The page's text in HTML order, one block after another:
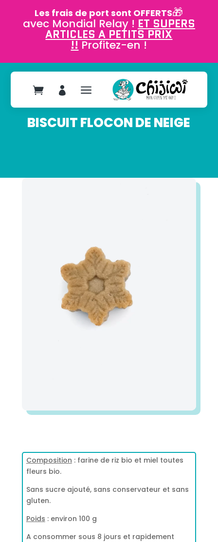
Les frais de port sont OFFERTS🎁
avec Mondial Relay ! ET SUPERS
ARTICLES A PETITS PRIX
!!Profitez-en !
  a
BISCUIT FLOCON DE NEIGE
Composition : farine de riz bio et miel toutes
fleurs bio.
Sans sucre ajouté, sans conservateur et sans
gluten.
Poids : environ 100 g
A consommer sous 8 jours et rapidement